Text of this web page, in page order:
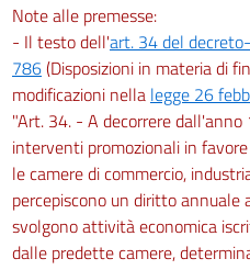
Note alle premesse:
- Il testo dell'art. 34 del
786(Disposizioni in materia di
modificazioni nella legge 26
"Art. 34. - A decorrere
interventi promozionali in
le camere di commercio,
percepiscono un diritto
svolgono attività economica
dalle predette camere,